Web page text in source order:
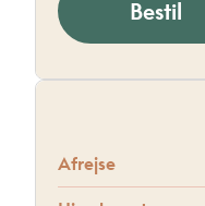
Bestil
Afrejse